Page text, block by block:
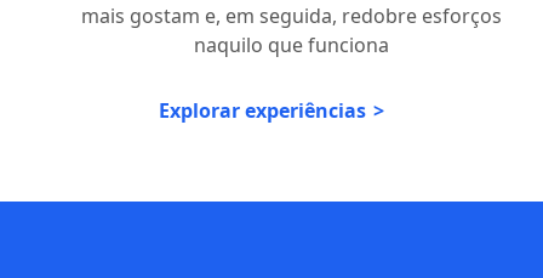
mais gostam e, em seguida, redobre esforços
naquilo que funciona
Explorar experiências